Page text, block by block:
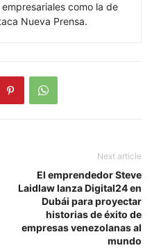
como la de
Nueva Prensa.
Next article
El emprendedor Steve
Laidlaw lanza Digital24 en
Dubái para proyectar
historias de éxito de
empresas venezolanas al
mundo